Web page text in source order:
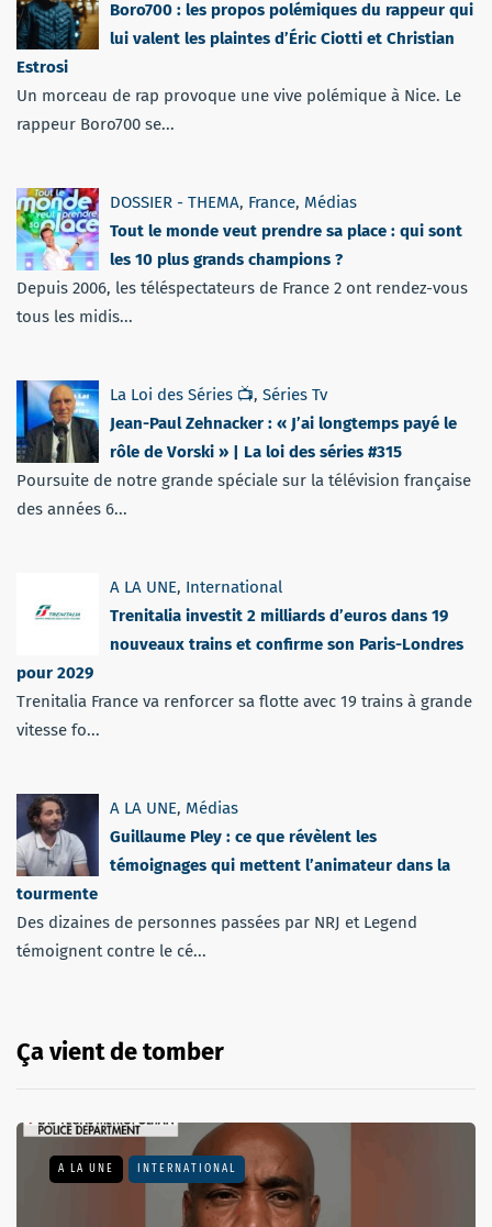
Boro700 : les propos polémiques du rappeur qui
lui valent les plaintes d’Éric Ciotti et Christian
Estrosi
Un morceau de rap provoque une vive polémique à Nice. Le
rappeur Boro700 se...
DOSSIER - THEMA, France, Médias
Tout le monde veut prendre sa place : qui sont
les 10 plus grands champions ?
Depuis 2006, les téléspectateurs de France 2 ont rendez-vous
tous les midis...
La Loi des Séries 📺, Séries Tv
Jean-Paul Zehnacker : « J’ai longtemps payé le
rôle de Vorski » | La loi des séries #315
Poursuite de notre grande spéciale sur la télévision française
des années 6...
A LA UNE, International
Trenitalia investit 2 milliards d’euros dans 19
nouveaux trains et confirme son Paris-Londres
pour 2029
Trenitalia France va renforcer sa flotte avec 19 trains à grande
vitesse fo...
A LA UNE, Médias
Guillaume Pley : ce que révèlent les
témoignages qui mettent l’animateur dans la
tourmente
Des dizaines de personnes passées par NRJ et Legend
témoignent contre le cé...
Ça vient de tomber
A LA UNE INTERNATIONAL